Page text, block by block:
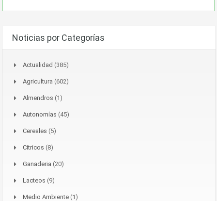
Noticias por Categorías
Actualidad (385)
Agricultura (602)
Almendros (1)
Autonomías (45)
Cereales (5)
Citricos (8)
Ganaderia (20)
Lacteos (9)
Medio Ambiente (1)